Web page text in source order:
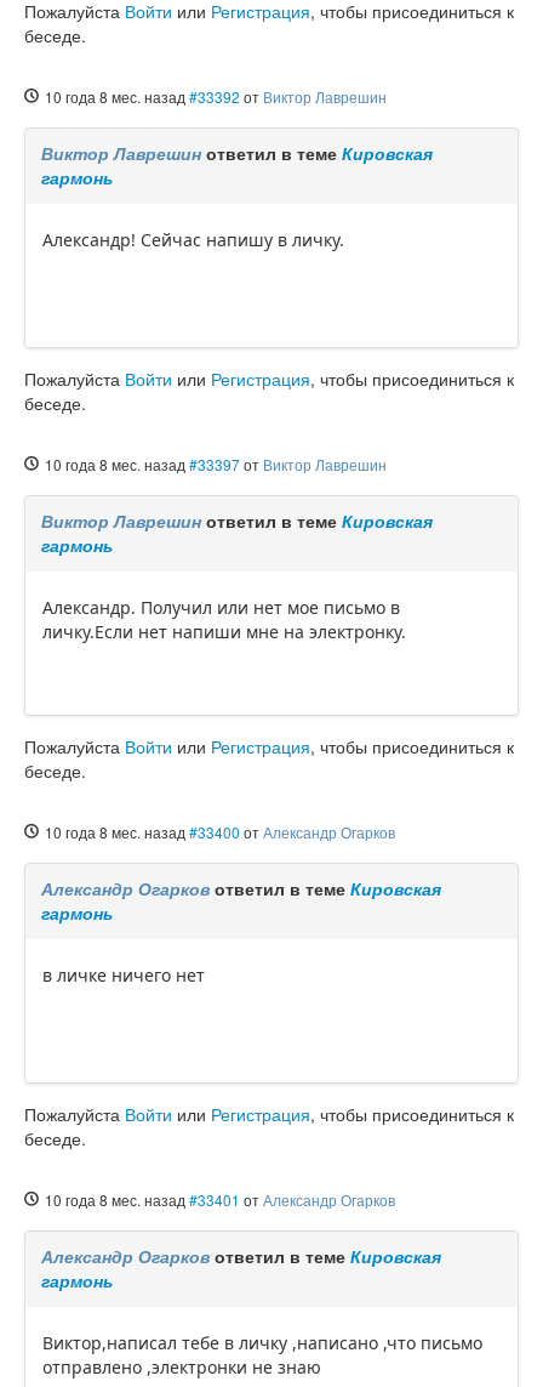
Пожалуйста Войти или Регистрация, чтобы присоединиться к
беседе.
10 года 8 мес. назад #33392 от Виктор Лаврешин
Виктор Лаврешин ответил в теме Кировская
гармонь
Александр! Сейчас напишу в личку.
Пожалуйста Войти или Регистрация, чтобы присоединиться к
беседе.
10 года 8 мес. назад #33397от Виктор Лаврешин
Виктор Лаврешин ответил в теме Кировская
гармонь
Александр. Получил или нет мое письмо в
личку.Если нет напиши мне на электронку.
Пожалуйста Войти или Регистрация, чтобы присоединиться к
беседе.
10 года 8 мес. назад #33400 отАлександр Огарков
Александр Огарков ответил в теме Кировская
гармонь
в личке ничего нет
Пожалуйста Войти или Регистрация, чтобы присоединиться к
беседе.
10 года 8 мес. назад #33401 отАлександр Огарков
Александр Огарков ответил в теме Кировская
гармонь
Виктор,написал тебе в личку ,написано ,что письмо
отправлено ,электронки не знаю